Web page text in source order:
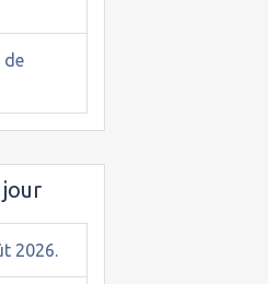
de
jour
2026.